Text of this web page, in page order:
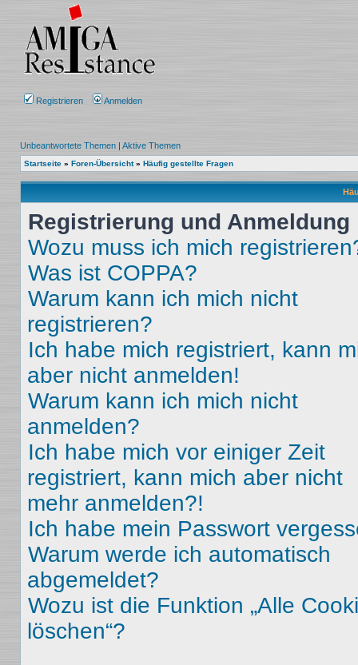
Registrieren Anmelden
Unbeantwortete Themen | Aktive Themen
Startseite » Foren-Übersicht» Häufig gestellte Fragen
Registrierung und Anmeldung
Wozu muss ich mich
Was ist COPPA?
Warum kann ich mich nicht
registrieren?
Ich habe mich registriert, kann
aber nicht anmelden!
Warum kann ich mich nicht
anmelden?
Ich habe mich vor einiger Zeit
registriert, kann mich aber nicht
mehr anmelden?!
Ich habe mein Passwort
Warum werde ich automatisch
abgemeldet?
Wozu ist die Funktion „Alle
löschen“?